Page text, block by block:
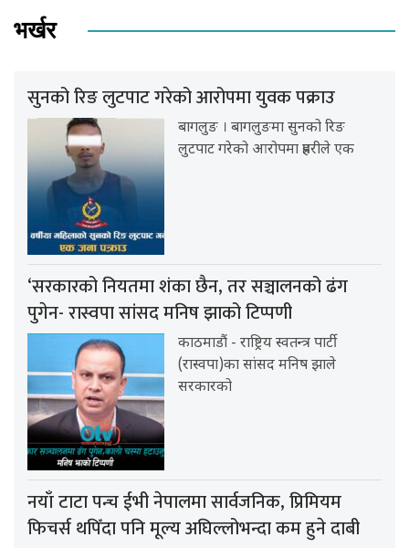
भर्खर
सुनको रिङ लुटपाट गरेको आरोपमा युवक पक्राउ
बागलुङ । बागलुङमा सुनको रिङ
लुटपाट गरेको आरोपमा प्रहरीले एक
‘सरकारको नियतमा शंका छैन, तर सञ्चालनको ढंग
पुगेन- रास्वपा सांसद मनिष झाको टिप्पणी
काठमाडौं - राष्ट्रिय स्वतन्त्र पार्टी
(रास्वपा)का सांसद मनिष झाले
सरकारको
नयाँ टाटा पन्च ईभी नेपालमा सार्वजनिक, प्रिमियम
फिचर्स थपिँदा पनि मूल्य अघिल्लोभन्दा कम हुने दाबी